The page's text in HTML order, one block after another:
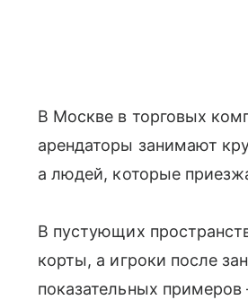
В Москве в торговых
арендаторы занимают
а людей, которые
В пустующих
корты, а игроки после
показательных